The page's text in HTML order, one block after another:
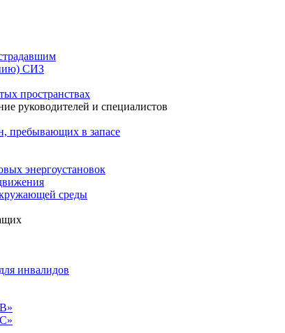
СИЗ
пространствах
руководителей и специалистов
пребывающих в запасе
энергоустановок
среды
инвалидов